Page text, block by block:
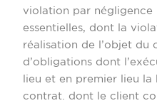
violation par négligence
essentielles, dont la
réalisation de l’objet du
d’obligations dont
lieu et en premier lieu
contrat. dont le client